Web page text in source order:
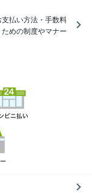
払い方法・手数料
めの制度やマナー